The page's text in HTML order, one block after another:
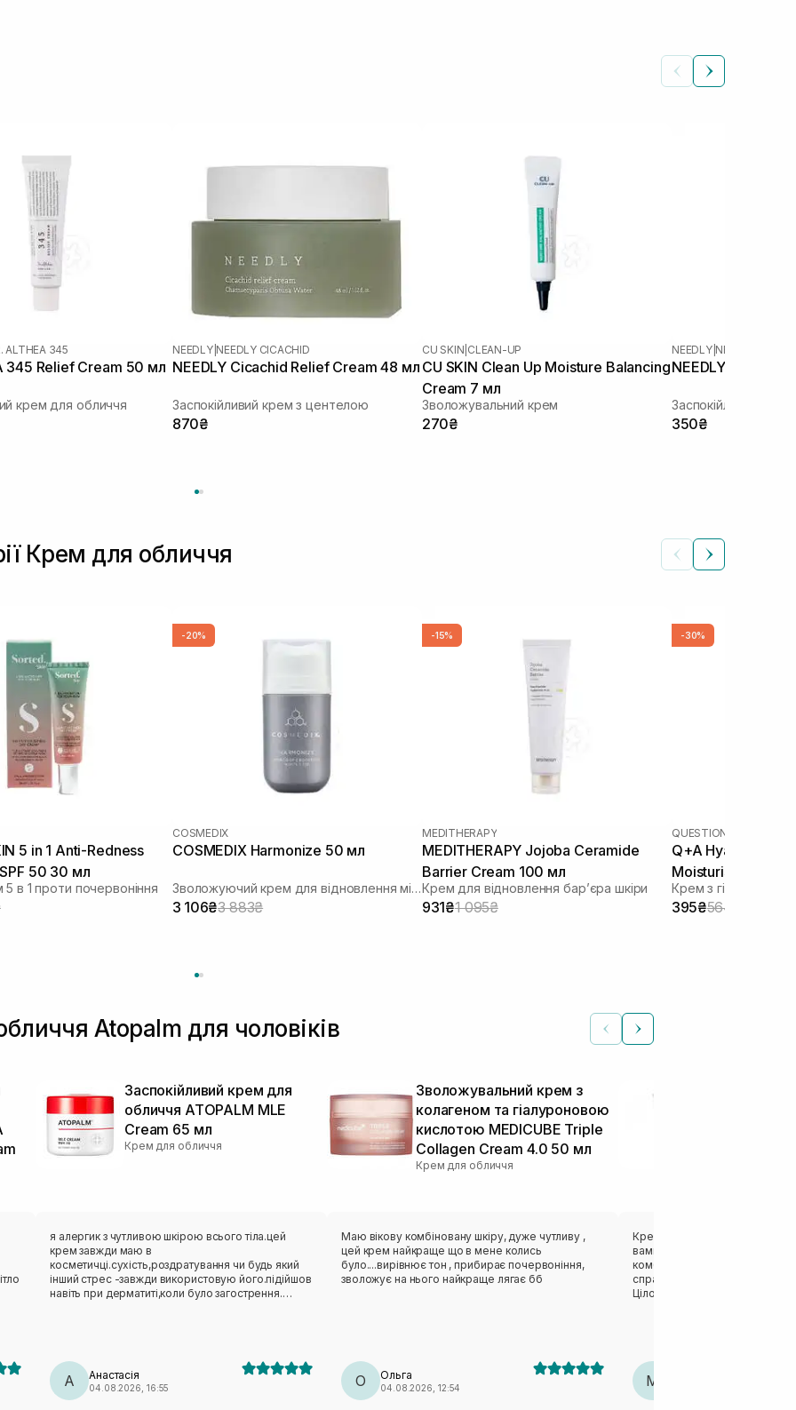
ALTHEA 345
345 Relief Cream 50 мл
крем для обличчя
NEEDLY| NEEDLY CICACHID
NEEDLY Cicachid Relief Cream 48 мл
Заспокійливий крем з центелою
870₴
CU SKIN CLEAN-UP
CU SKIN Clean Up Moisture Balancing
Cream 7 мл
Зволожувальний крем
270₴
NEEDLY| NEEDLY
NEEDLY
Заспокійливий
350₴
Крем для обличчя
5 in 1 Anti-Redness
50 30 мл
в 1 проти почервоніння
-20%
COSMEDIX
COSMEDIX Harmonize 50 мл
Зволожуючий крем для відновлення мікробіома
3 106₴3 883₴
-15%
MEDITHERAPY
MEDITHERAPY Jojoba Ceramide
Barrier Cream 100 мл
Крем для відновлення барʼєра шкіри
931₴1 095₴
-30%
QUESTION AND
Q+A Hyaluronic
Moisturiser 75 мл
Крем з
395₴564₴
Atopalm для чоловіків
Заспокійливий крем для
обличчя ATOPALM MLE
Cream 65 мл
Крем для обличчя
я алергик з чутливою шкірою всього тіла.цей
крем завжди маю в
косметичці.сухість,роздратування чи будь який
інший стрес -завжди використовую його.підійшов
навіть при дерматиті,коли було загострення.
А Анастасія
04.08.2026, 16:55
Зволожувальний крем з
колагеном та гіалуроновою
кислотою MEDICUBE Triple
Collagen Cream 4.0 50 мл
Крем для обличчя
Маю вікову комбіновану шкіру, дуже чутливу ,
цей крем найкраще що в мене колись
було....вирівнює тон , прибирає почервоніння,
зволожує на нього найкраще лягає бб
О Ольга
04.08.2026, 12:54
Крем - справжнє відкриття,
вами на довго) він класно
комбінованої шкіри, схильної
справжній скарб на холодну
Цілорічна база, кращої заміни
M